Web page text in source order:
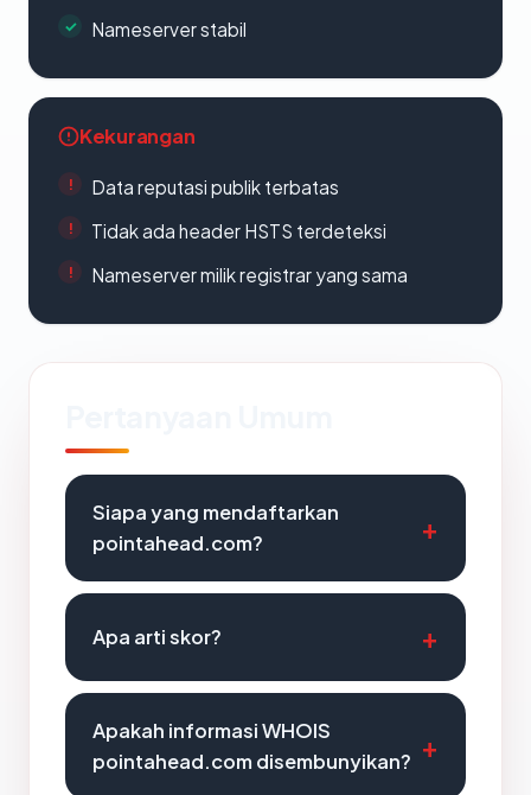
Nameserver stabil
Kekurangan
Data reputasi publik terbatas
Tidak ada header HSTS terdeteksi
Nameserver milik registrar yang sama
Siapa yang mendaftarkan
pointahead.com?
Apa arti skor?
Apakah informasi WHOIS
pointahead.com disembunyikan?